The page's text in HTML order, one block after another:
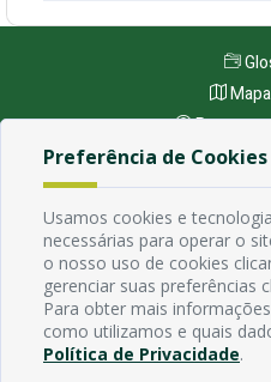
Avenida Rio Branco, 484 -
Manual
Política
Preferência de Cookies
Usamos cookies e
necessárias para operar o
o nosso uso de cookies
gerenciar suas preferências
Para obter mais
como utilizamos e quais
Política de Privacidade.